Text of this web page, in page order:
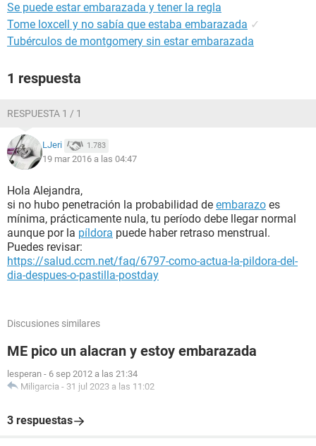
Se puede estar embarazada y tener la regla
Tome loxcell y no sabía que estaba embarazada ✓
Tubérculos de montgomery sin estar embarazada
1 respuesta
RESPUESTA 1 / 1
LJeri 1.783
19 mar 2016 a las 04:47
Hola Alejandra,
si no hubo penetración la probabilidad de embarazo es
mínima, prácticamente nula, tu período debe llegar normal
aunque por la píldora puede haber retraso menstrual.
Puedes revisar:
https://salud.ccm.net/faq/6797-como-actua-la-pildora-del-
dia-despues-o-pastilla-postday
Discusiones similares
ME pico un alacran y estoy embarazada
lesperan - 6 sep 2012 a las 21:34
Miligarcia - 31 jul 2023 a las 11:02
3 respuestas